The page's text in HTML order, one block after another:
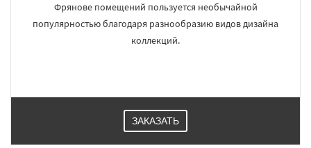
Фрянове помещений пользуется необычайной
популярностью благодаря разнообразию видов дизайна
коллекций.
ЗАКАЗАТЬ